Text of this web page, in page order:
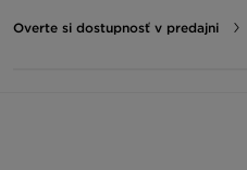
Overte si dostupnosť v predajni